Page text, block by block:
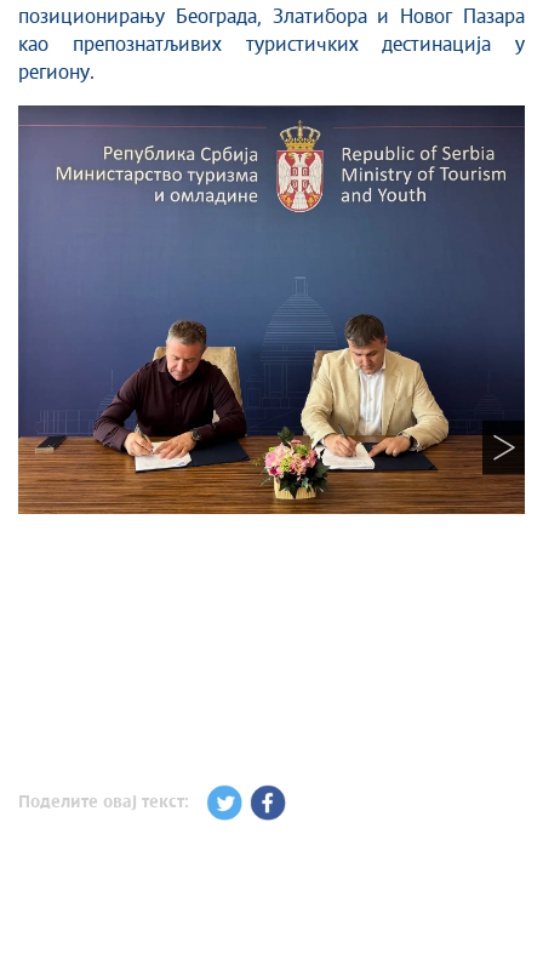
позиционирању Београда, Златибора и Новог Пазара
као препознатљивих туристичких дестинација у
региону.
Поделите овај текст: